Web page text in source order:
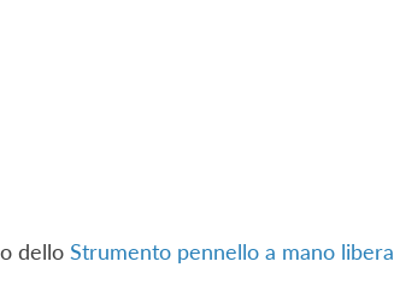
dello Strumento pennello a mano libera